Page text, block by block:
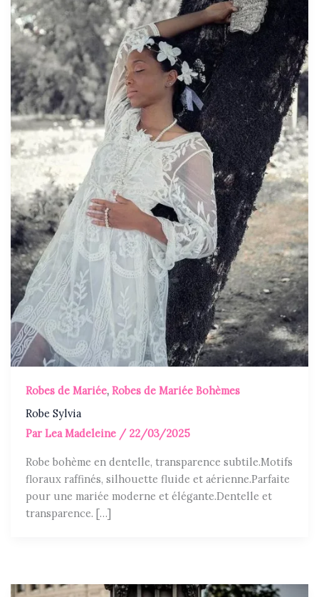
Robes de Mariée,Robes de Mariée Bohèmes
Robe Sylvia
ParLea Madeleine / 22/03/2025
Robe bohème en dentelle, transparence subtile.Motifs
floraux raffinés, silhouette fluide et aérienne.Parfaite
pour une mariée moderne et élégante.Dentelle et
transparence. […]